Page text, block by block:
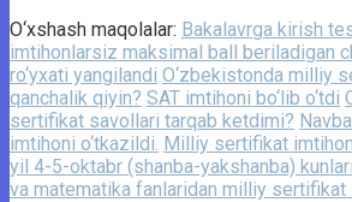
O‘xshash maqolalar: Bakalavrga kirish
imtihonlarsiz maksimal ball beriladigan
ro‘yxati yangilandi O‘zbekistonda milliy
qanchalik qiyin? SAT imtihoni bo‘lib o‘tdi
sertifikat savollari tarqab ketdimi?
imtihoni o‘tkazildi. Milliy sertifikat
yil 4-5-oktabr (shanba-yakshanba)
va matematika fanlaridan milliy sertifikat